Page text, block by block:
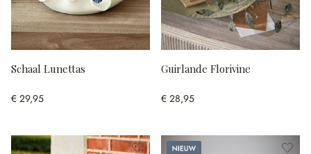
Schaal Lunettas
€ 29,95
Guirlande Florivine
€ 28,95
Nieuw